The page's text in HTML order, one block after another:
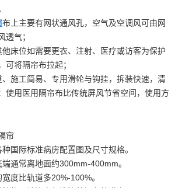
布上主要有网状通风孔，空气及空调风可由网
透气；
床位如需要更衣、注射、医疗或访客为保护
可将隔帘布拉起；
施工简易、专用滑轮与钩挂，拆装快速，清
使用医用隔帘布比传统屏风节省空间，使用方
帘
种国际标准病房配置图及尺寸规格。
端通常离地面约300mm-400mm。
宽度比轨道多20%-100%。